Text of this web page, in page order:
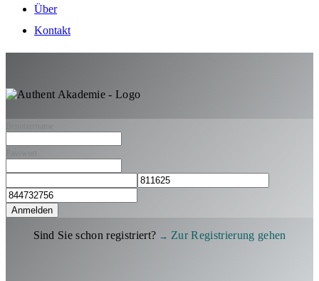
Über
Kontakt
Anmelden
Sind Sie schon registriert? Zur Registrierung gehen